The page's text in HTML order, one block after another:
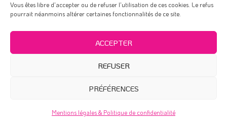
Vous êtes libre d'accepter ou de refuser l'utilisation de ces cookies. Le refus
pourrait néanmoins altérer certaines fonctionnalités de ce site.
ACCEPTER
REFUSER
PRÉFÉRENCES
Mentions légales & Politique de confidentialité
Nous Contacter
Connected®